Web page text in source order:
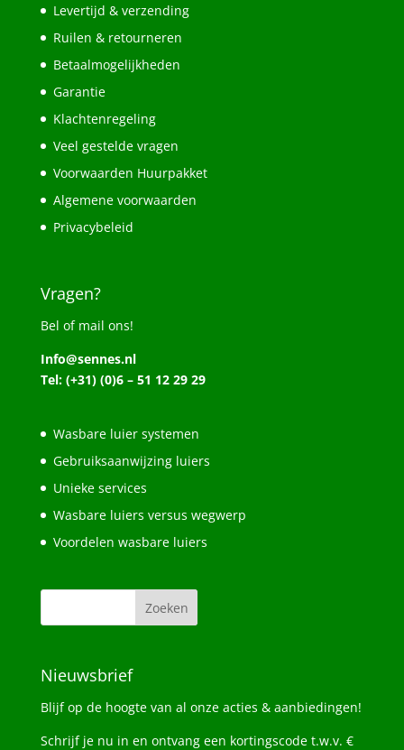
Levertijd & verzending
Ruilen & retourneren
Betaalmogelijkheden
Garantie
Klachtenregeling
Veel gestelde vragen
Voorwaarden Huurpakket
Algemene voorwaarden
Privacybeleid
Vragen?
Bel of mail ons!
Info@sennes.nl
Tel: (+31) (0)6 – 51 12 29 29
Wasbare luier systemen
Gebruiksaanwijzing luiers
Unieke services
Wasbare luiers versus wegwerp
Voordelen wasbare luiers
Nieuwsbrief
Blijf op de hoogte van al onze acties & aanbiedingen!
Schrijf je nu in en ontvang een kortingscode t.w.v. €